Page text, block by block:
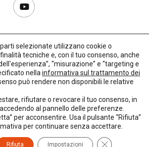
Copyright 2017–2026
Privacy Policy
selezionate utilizzano cookie o
tecniche e, con il tuo consenso, anche
“misurazione” e “targeting e
nella informativa sul trattamento dei
può rendere non disponibili le relative
rifiutare o revocare il tuo consenso, in
al pannello delle preferenze.
per acconsentire. Usa il pulsante “Rifiuta”
per continuare senza accettare.
Rifiuta Impostazioni Close GDPR